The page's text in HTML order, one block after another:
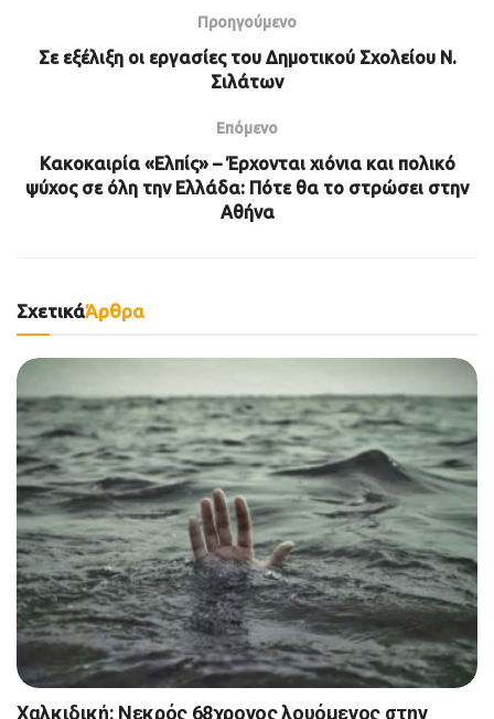
Προηγούμενο
Σε εξέλιξη οι εργασίες του Δημοτικού Σχολείου Ν.
Σιλάτων
Επόμενο
Κακοκαιρία «Ελπίς» – Έρχονται χιόνια και πολικό
ψύχος σε όλη την Ελλάδα: Πότε θα το στρώσει στην
Αθήνα
ΣχετικάΆρθρα
Χαλκιδική: Νεκρός 68χρονος λουόμενος στην